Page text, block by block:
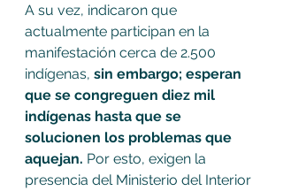
A su vez, indicaron que
actualmente participan en la
manifestación cerca de 2.500
indígenas, sin embargo; esperan
que se congreguen diez mil
indígenas hasta que se
solucionen los problemas que
aquejan. Por esto, exigen la
presencia del Ministerio del Interior